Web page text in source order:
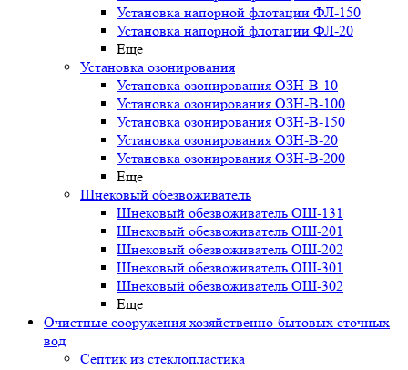
Установка напорной флотации ФЛ-150
Установка напорной флотации ФЛ-20
Еще
Установка озонирования
Установка озонирования ОЗН-В-10
Установка озонирования ОЗН-В-100
Установка озонирования ОЗН-В-150
Установка озонирования ОЗН-В-20
Установка озонирования ОЗН-В-200
Еще
Шнековый обезвоживатель
Шнековый обезвоживатель ОШ-131
Шнековый обезвоживатель ОШ-201
Шнековый обезвоживатель ОШ-202
Шнековый обезвоживатель ОШ-301
Шнековый обезвоживатель ОШ-302
Еще
Очистные сооружения хозяйственно-бытовых сточных
вод
Септик из стеклопластика